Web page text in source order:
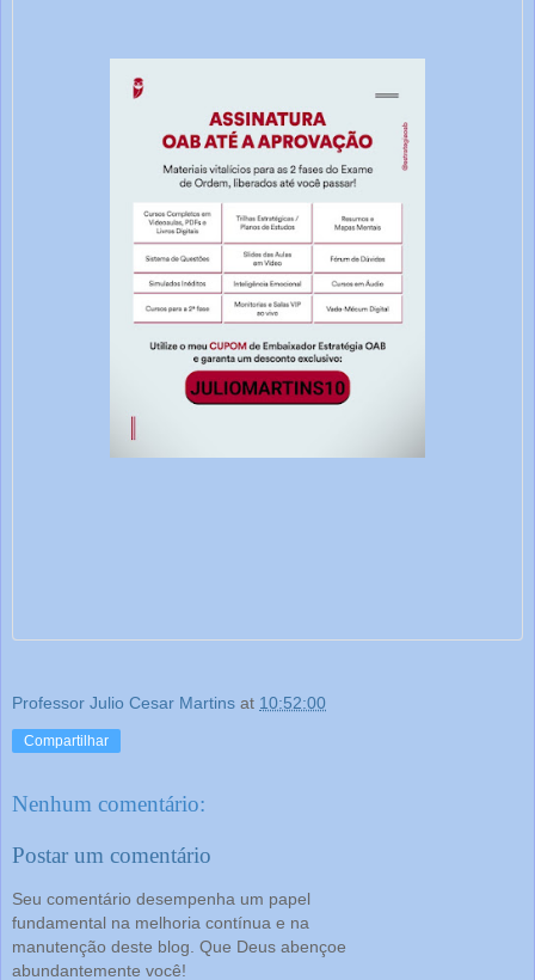
Professor Julio Cesar Martins at 10:52:00
Compartilhar
Nenhum comentário:
Postar um comentário
Seu comentário desempenha um papel
fundamental na melhoria contínua e na
manutenção deste blog. Que Deus abençoe
abundantemente você!